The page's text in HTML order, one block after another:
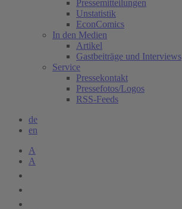
Pressemitteilungen
Unstatistik
EconComics
In den Medien
Artikel
Gastbeiträge und Interviews
Service
Pressekontakt
Pressefotos/Logos
RSS-Feeds
de
en
A
A